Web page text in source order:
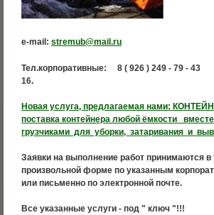
e-mail: stremub@mail.ru
Тел.корпоративные: 8 ( 926 ) 249 - 79 -
16.
Новая услуга, предлагаемая нами:
поставка контейнера любой ёмкости
грузчиками для уборки, затаривания и
Заявки на выполнение работ принимаются в
произвольной форме по указанным
или письменно по электронной почте.
Все указанные услуги - под " ключ "!!!